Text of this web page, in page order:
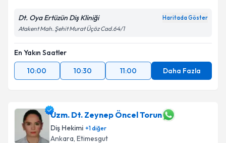
Dt. Oya Ertüzün Diş Kliniği Haritada Göster
Atakent Mah. Şehit Murat Üçöz Cad.64/1
En Yakın Saatler
10:00
10:30 11:00 Daha Fazla
Uzm. Dt. Zeynep Öncel Torun
Diş Hekimi +1diğer
Ankara, Etimesgut